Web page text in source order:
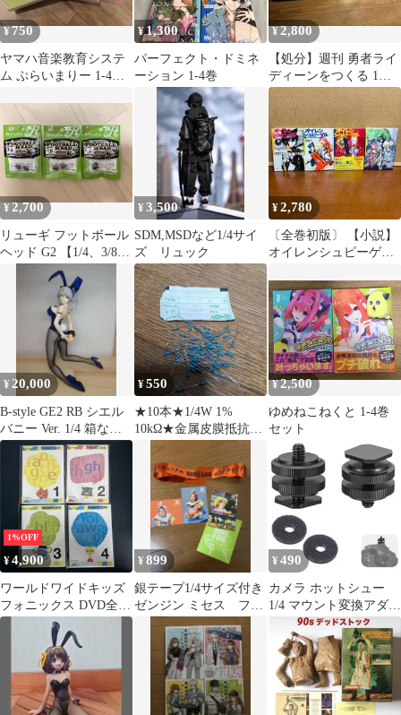
¥750
ヤマハ音楽教育システ
ム ぷらいまりー 1-4
¥ 1,300
パーフェクト・ドミネ
ーション 1-4巻
¥2,800
【処分】週刊 勇者ライ
ディーンをつくる 1〜4
号セット アシェット 未
使用
¥2,700
リューギ フットボール
ヘッド G2 【1/4、3/8、
1/2oz】 タングステン
¥3,500
SDM,MSDなど1/4サイ
ズ リュック
¥2,780
〔全巻初版〕 【小説】
オイレンシュピーゲル
¥ 20,000
B-style GE2 RB シエル
バニー Ver. 1/4 箱なし
ジャンク品
¥550
★10本★1/4W 1%
10kΩ★金属皮膜抵抗器
¥2,500
ゆめねこねくと 1-4巻
セット
1%OFF
¥4,900
ワールドワイドキッズ
フォニックス DVD全巻
1～4
¥899
銀テープ1/4サイズ付き
ゼンジン ミセス フォ
トカード
¥ 490
カメラ ホットシュー
1/4 マウント変換アダプ